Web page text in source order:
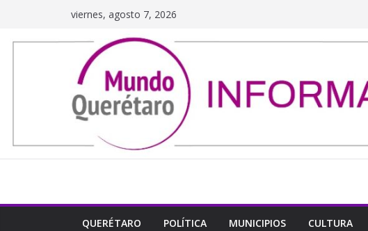
viernes, agosto 7, 2026
QUERÉTARO POLÍTICA MUNICIPIOS CULTURA